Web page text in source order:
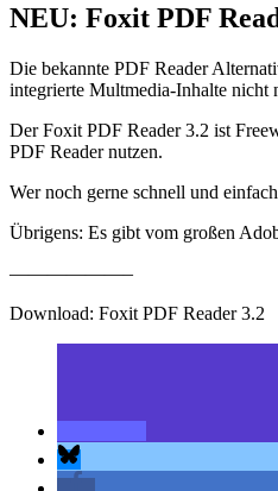
NEU: Foxit PDF
Die bekannte PDF Reader
integrierte Multmedia-Inhalte nicht
Der Foxit PDF Reader 3.2 ist
PDF Reader nutzen.
Wer noch gerne schnell und
Übrigens: Es gibt vom großen
——————–
Download: Foxit PDF Reader 3.2